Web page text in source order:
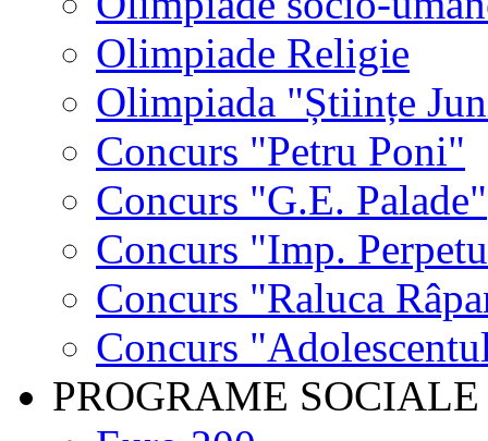
Olimpiade Religie
Olimpiada "Științe
Concurs "Petru Poni"
Concurs "G.E. Palade"
Concurs "Imp.
Concurs "Raluca
Concurs
PROGRAME SOCIALE